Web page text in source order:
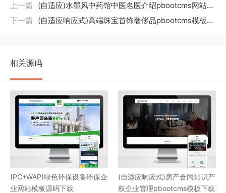
上一篇
(自适应)水墨风中药馆中医名医介绍pbootcms网站模板
下一篇
(自适应响应式)高端珠宝首饰奢侈品pbootcms模板下载
相关源码
(PC+WAP)绿色环保设备环保企
业网站模板源码下载
(自适应响应式)房产合同知识产
权企业管理pbootcms模板下载